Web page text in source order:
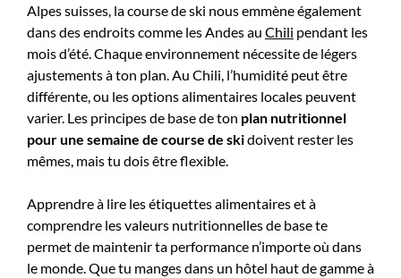
Alpes suisses, la course de ski nous emmène également
dans des endroits comme les Andes au Chili pendant les
mois d’été. Chaque environnement nécessite de légers
ajustements à ton plan. Au Chili, l’humidité peut être
différente, ou les options alimentaires locales peuvent
varier. Les principes de base de ton plan nutritionnel
pour une semaine de course de skidoivent rester les
mêmes, mais tu dois être flexible.
Apprendre à lire les étiquettes alimentaires et à
comprendre les valeurs nutritionnelles de base te
permet de maintenir ta performance n’importe où dans
le monde. Que tu manges dans un hôtel haut de gamme à